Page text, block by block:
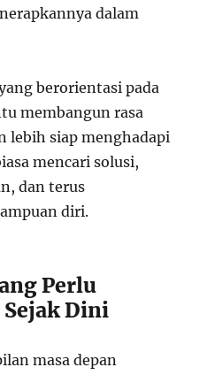
dalam
berorientasi pada
membangun rasa
lebih siap menghadapi
mencari solusi,
dan terus
diri.
Perlu
Dini
masa depan